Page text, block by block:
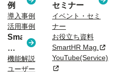
例
導入事例
活用事例
SmartHR
コ
ラ
ム
機能解説
ユーザー
セミナー
イベント・セミ
ナー
お役立ち資料
SmartHR Mag. 新規タ
YouTube(Service)
新規タブまたはウィン